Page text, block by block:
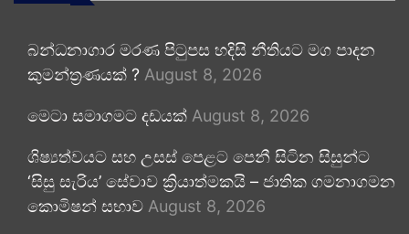
බන්ධනාගාර මරණ පිටුපස හදිසි නීතියට මග පාදන
කුමන්ත්‍රණයක් ? August 8, 2026
මෙටා සමාගමට දඩයක් August 8, 2026
ශිෂ්‍යත්වයට සහ උසස් පෙළට පෙනී සිටින සිසුන්ට
‘සිසු සැරිය’ සේවාව ක්‍රියාත්මකයි – ජාතික ගමනාගමන
කොමිෂන් සභාව August 8, 2026